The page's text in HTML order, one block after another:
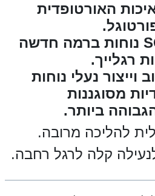
האורטופדית
נעלי SOFTFLEX נוחות ברמה חדשה
רגלייך.
וייצור נעלי נוחות
מסוגננות
ביותר.
להליכה מרובה.
קלה לרגל רחבה.